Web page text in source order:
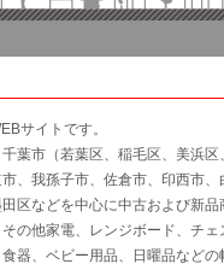
サイトです。
葉市（若葉区、稲毛区、美浜
、我孫子市、佐倉市、印西市、
区などを中心に中古および新
の他家電、レンジボード、チ
器、ベビー用品、日曜品など